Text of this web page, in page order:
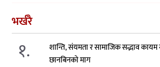
भर्खरै
१.
शान्ति, संयमता र सामाजिक सद्भाव कायम
छानबिनको माग